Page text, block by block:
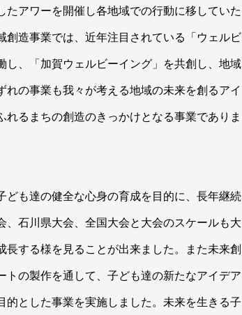
アワーを開催し各地域での行動に移していた
造事業では、近年注目されている「ウェルビ
、「加賀ウェルビーイング」を共創し、地域
の事業も我々が考える地域の未来を創るアイ
るまちの創造のきっかけとなる事業でありま
ども達の健全な心身の育成を目的に、長年継続
、石川県大会、全国大会と大会のスケールも大
する様を見ることが出来ました。また未来創
の製作を通して、子ども達の新たなアイデア
とした事業を実施しました。未来を生きる子